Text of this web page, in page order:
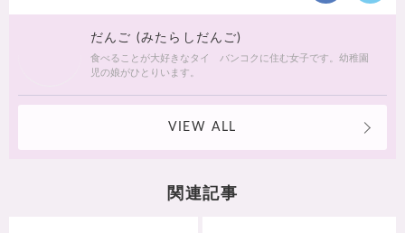
だんご (みたらしだんご)
食べることが大好きなタイ バンコクに住む女子です。幼稚園
児の娘がひとりいます。
VIEW ALL
関連記事